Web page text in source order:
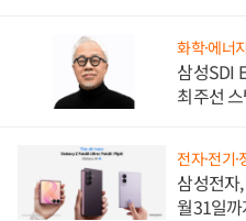
화학·에너지
삼성SDI
최주선
전자·전기·
삼성전자
월31일